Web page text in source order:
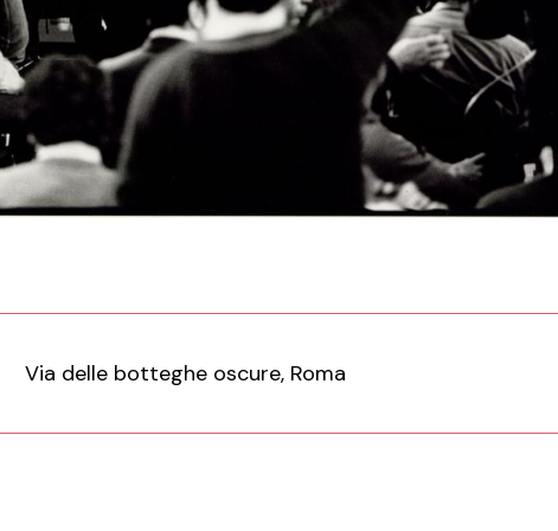
Via delle botteghe oscure, Roma